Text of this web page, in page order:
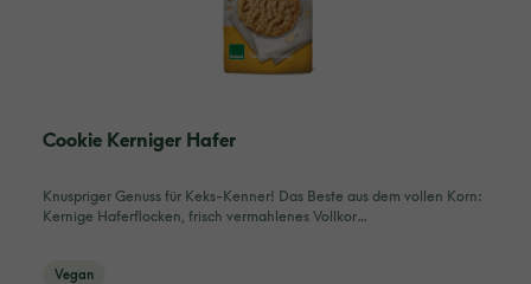
Cookie Kerniger Hafer
Vegan
Knuspriger Genuss für Keks-Kenner! Das Beste aus dem vollen Korn:
Kernige Haferflocken, frisch vermahlenes Vollkor…